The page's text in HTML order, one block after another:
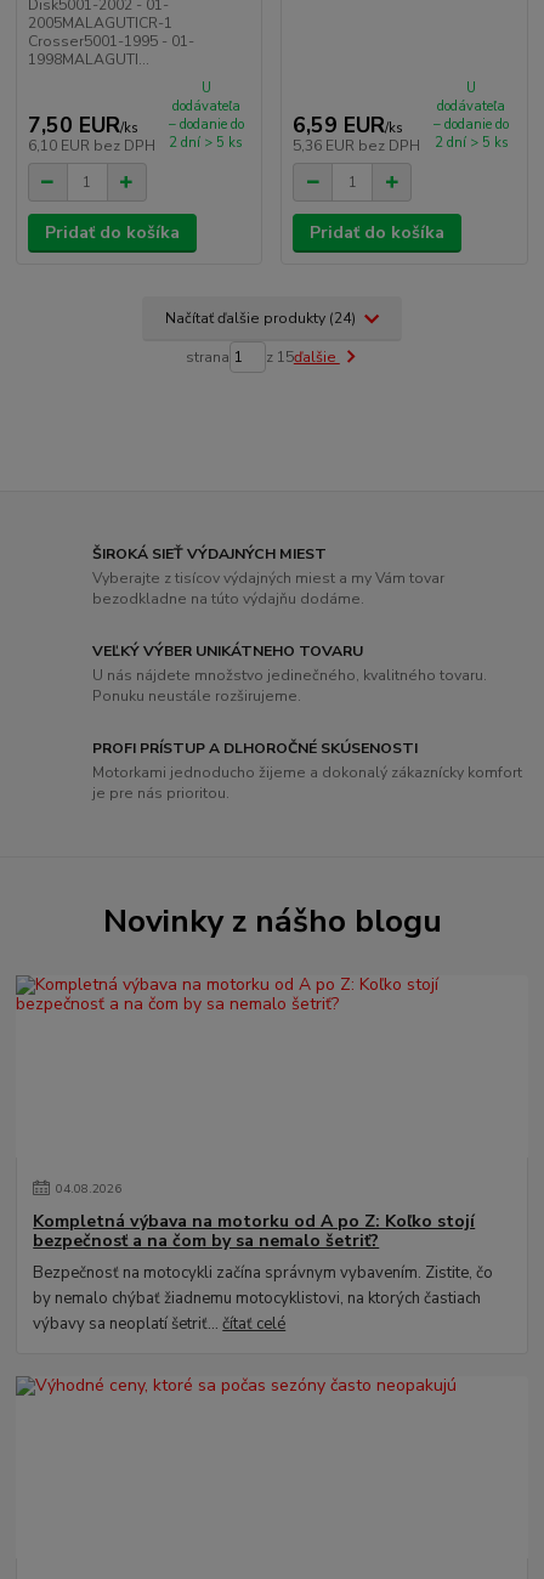
Disk5001-2002 - 01-
2005MALAGUTICR-1
Crosser5001-1995 - 01-
1998MALAGUTI...
7,50 EUR/ks
6,10 EUR bez DPH
U
dodávateľa
– dodanie do
2 dní > 5 ks
Pridať do košíka
6,59 EUR/ks
5,36 EUR bez DPH
U
dodávateľa
– dodanie do
2 dní > 5 ks
Pridať do košíka
Načítať ďalšie produkty (24)
strana z 15ďalšie
ŠIROKÁ SIEŤ VÝDAJNÝCH MIEST
Vyberajte z tisícov výdajných miest a my Vám tovar
bezodkladne na túto výdajňu dodáme.
VEĽKÝ VÝBER UNIKÁTNEHO TOVARU
U nás nájdete množstvo jedinečného, ​​kvalitného tovaru.
Ponuku neustále rozširujeme.
PROFI PRÍSTUP A DLHOROČNÉ SKÚSENOSTI
Motorkami jednoducho žijeme a dokonalý zákaznícky komfort
je pre nás prioritou.
Novinky z nášho blogu
04.08.2026
Kompletná výbava na motorku od A po Z: Koľko stojí
bezpečnosť a na čom by sa nemalo šetriť?
Bezpečnosť na motocykli začína správnym vybavením. Zistite, čo
by nemalo chýbať žiadnemu motocyklistovi, na ktorých častiach
výbavy sa neoplatí šetriť...čítať celé